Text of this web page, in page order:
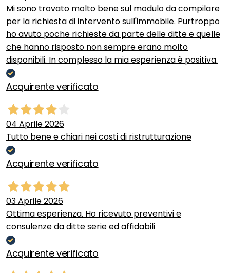
Mi sono trovato molto bene sul modulo da compilare
per la richiesta di intervento sull'immobile. Purtroppo
ho avuto poche richieste da parte delle ditte e quelle
che hanno risposto non sempre erano molto
disponibili. In complesso la mia esperienza è positiva.
Acquirente verificato
04 Aprile 2026
Tutto bene e chiari nei costi di ristrutturazione
Acquirente verificato
03 Aprile 2026
Ottima esperienza. Ho ricevuto preventivi e
consulenze da ditte serie ed affidabili
Acquirente verificato